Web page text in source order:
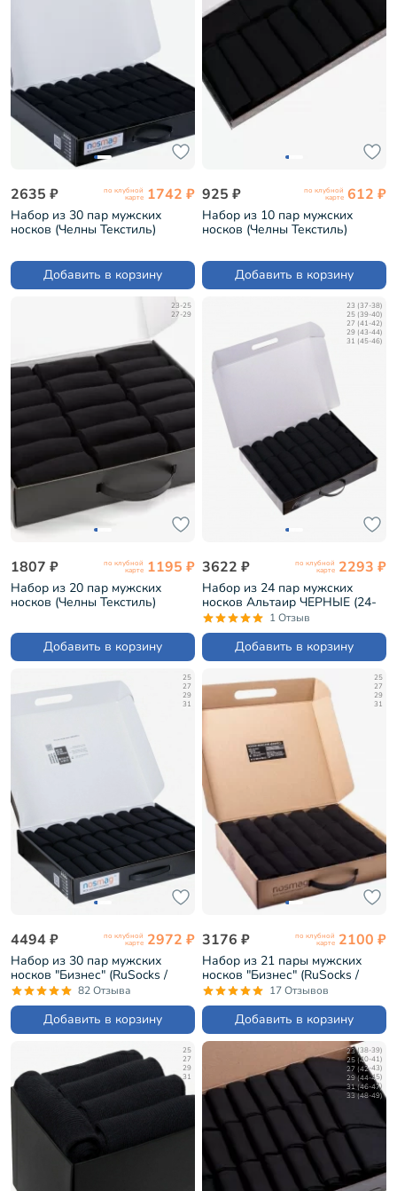
2635 ₽ по клубной
карте 1742 ₽
Набор из 30 пар мужских
носков (Челны Текстиль)
30)
Добавить в корзину
925 ₽ по клубной
карте 612 ₽
Набор из 10 пар мужских
носков (Челны Текстиль)
Добавить в корзину
23-25
27-29
1807 ₽ по клубной
карте 1195 ₽
Набор из 20 пар мужских
носков (Челны Текстиль)
Добавить в корзину
23 (37-38)
25 (39-40)
27 (41-42)
29 (43-44)
31 (45-46)
3622 ₽ по клубной
карте 2293 ₽
Набор из 24 пар мужских
носков Альтаир ЧЕРНЫЕ (24-
H226)
1 Отзыв
Добавить в корзину
25
27
29
31
4494 ₽ по клубной
карте 2972 ₽
Набор из 30 пар мужских
носков "Бизнес" (RuSocks /
Орудьевский трикотаж)
черные (РуС-30)
82 Отзыва
Добавить в корзину
25
27
29
31
3176 ₽ по клубной
карте 2100 ₽
Набор из 21 пары мужских
носков "Бизнес" (RuSocks /
Орудьевский трикотаж)
черные (РуС-21)
17 Отзывов
Добавить в корзину
25
27
29
31
23 (38-39)
25 (40-41)
27 (42-43)
29 (44-45)
31 (46-47)
33 (48-49)